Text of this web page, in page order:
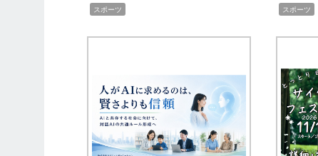
スポーツ スポーツ